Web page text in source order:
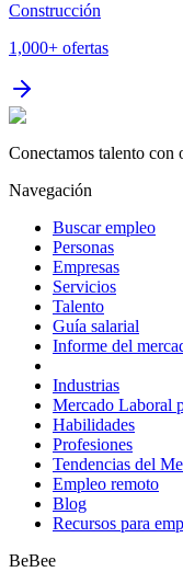
Construcción
1,000+ ofertas
Conectamos talento con
Navegación
Buscar empleo
Personas
Empresas
Servicios
Talento
Guía salarial
Informe del
Industrias
Mercado Laboral
Habilidades
Profesiones
Tendencias del
Empleo remoto
Blog
Recursos para
BeBee